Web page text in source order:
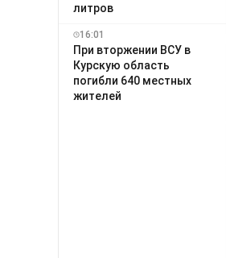
литров
16:01
При вторжении ВСУ в
Курскую область
погибли 640 местных
жителей